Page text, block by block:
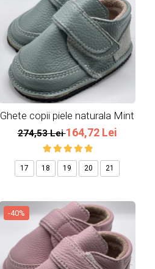
Ghete copii piele naturala Mint
274,53 Lei164,72 Lei
17 18 19 20 21
-40%